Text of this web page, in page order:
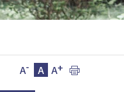
A- A A+